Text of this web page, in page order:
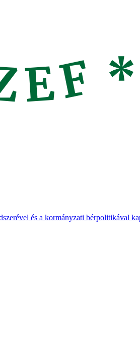
és a kormányzati bérpolitikával